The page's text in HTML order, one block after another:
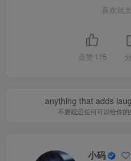
喜欢就
点赞 175
anything that adds
不要延迟任何可以给你
小码